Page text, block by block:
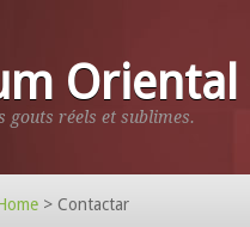
Oriental
gouts réels et sublimes.
> Contactar